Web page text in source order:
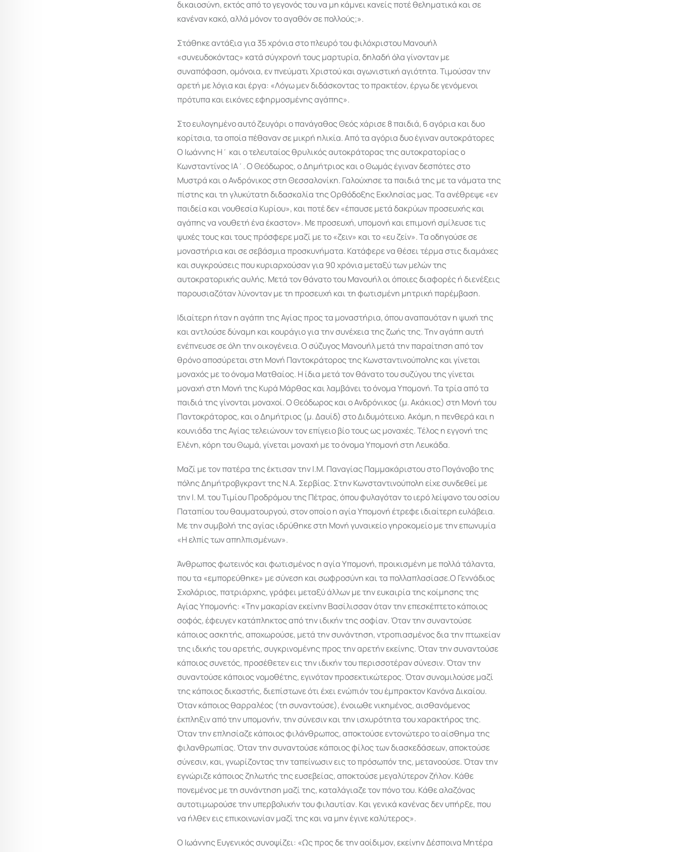
δικαιοσύνη, εκτός από το γεγονός του να μη κάμνει κανείς ποτέ θεληματικά και σε
κανέναν κακό, αλλά μόνον το αγαθόν σε πολλούς;».
Στάθηκε αντάξια για 35 χρόνια στο πλευρό του φιλόχριστου Μανουήλ
«συνευδοκόντας» κατά σύγχρονή τους μαρτυρία, δηλαδή όλα γίνονταν με
συναπόφαση, ομόνοια, εν πνεύματι Χριστού και αγωνιστική αγιότητα. Τιμούσαν την
αρετή με λόγια και έργα: «Λόγω μεν διδάσκοντας το πρακτέον, έργω δε γενόμενοι
πρότυπα και εικόνες εφηρμοσμένης αγάπης».
Στο ευλογημένο αυτό ζευγάρι ο πανάγαθος Θεός χάρισε 8 παιδιά, 6 αγόρια και δυο
κορίτσια, τα οποία πέθαναν σε μικρή ηλικία. Από τα αγόρια δυο έγιναν αυτοκράτορες
Ο Ιωάννης Η΄ και ο τελευταίος θρυλικός αυτοκράτορας της αυτοκρατορίας ο
Κωνσταντίνος ΙΑ΄. Ο Θεόδωρος, ο Δημήτριος και ο Θωμάς έγιναν δεσπότες στο
Μυστρά και ο Ανδρόνικος στη Θεσσαλονίκη. Γαλούχησε τα παιδιά της με τα νάματα της
πίστης και τη γλυκύτατη διδασκαλία της Ορθόδοξης Εκκλησίας μας. Τα ανέθρεψε «εν
παιδεία και νουθεσία Κυρίου», και ποτέ δεν «έπαυσε μετά δακρύων προσευχής και
αγάπης να νουθετή ένα έκαστον». Με προσευχή, υπομονή και επιμονή σμίλευσε τις
ψυχές τους και τους πρόσφερε μαζί με το «ζειν» και το «ευ ζείν». Τα οδηγούσε σε
μοναστήρια και σε σεβάσμια προσκυνήματα. Κατάφερε να θέσει τέρμα στις διαμάχες
και συγκρούσεις που κυριαρχούσαν για 90 χρόνια μεταξύ των μελών της
αυτοκρατορικής αυλής. Μετά τον θάνατο του Μανουήλ οι όποιες διαφορές ή διενέξεις
παρουσιαζόταν λύνονταν με τη προσευχή και τη φωτισμένη μητρική παρέμβαση.
Ιδιαίτερη ήταν η αγάπη της Αγίας προς τα μοναστήρια, όπου αναπαυόταν η ψυχή της
και αντλούσε δύναμη και κουράγιο για την συνέχεια της ζωής της. Την αγάπη αυτή
ενέπνευσε σε όλη την οικογένεια. Ο σύζυγος Μανουήλ μετά την παραίτηση από τον
θρόνο αποσύρεται στη Μονή Παντοκράτορος της Κωνσταντινούπολης και γίνεται
μοναχός με το όνομα Ματθαίος. Η ίδια μετά τον θάνατο του συζύγου της γίνεται
μοναχή στη Μονή της Κυρά Μάρθας και λαμβάνει το όνομα Υπομονή. Τα τρία από τα
παιδιά της γίνονται μοναχοί. Ο Θεόδωρος και ο Ανδρόνικος (μ. Ακάκιος) στη Μονή του
Παντοκράτορος, και ο Δημήτριος (μ. Δαυίδ) στο Διδυμότειχο. Ακόμη, η πενθερά και η
κουνιάδα της Αγίας τελειώνουν τον επίγειο βίο τους ως μοναχές. Τέλος η εγγονή της
Ελένη, κόρη του Θωμά, γίνεται μοναχή με το όνομα Υπομονή στη Λευκάδα.
Μαζί με τον πατέρα της έκτισαν την Ι.Μ. Παναγίας Παμμακάριστου στο Πογάνοβο της
πόλης Δημήτροβγκραντ της Ν.Α. Σερβίας. Στην Κωνσταντινούπολη είχε συνδεθεί με
την Ι. Μ. του Τιμίου Προδρόμου της Πέτρας, όπου φυλαγόταν το ιερό λείψανο του οσίου
Παταπίου του θαυματουργού, στον οποίο η αγία Υπομονή έτρεφε ιδιαίτερη ευλάβεια.
Με την συμβολή της αγίας ιδρύθηκε στη Μονή γυναικείο γηροκομείο με την επωνυμία
«Η ελπίς των απηλπισμένων».
Άνθρωπος φωτεινός και φωτισμένος η αγία Υπομονή, προικισμένη με πολλά τάλαντα,
που τα «εμπορεύθηκε» με σύνεση και σωφροσύνη και τα πολλαπλασίασε.Ο Γεννάδιος
Σχολάριος, πατριάρχης, γράφει μεταξύ άλλων με την ευκαιρία της κοίμησης της
Αγίας Υπομονής: «Την μακαρίαν εκείνην Βασίλισσαν όταν την επεσκέπτετο κάποιος
σοφός, έφευγεν κατάπληκτος από την ιδικήν της σοφίαν. Όταν την συναντούσε
κάποιος ασκητής, αποχωρούσε, μετά την συνάντηση, ντροπιασμένος δια την πτωχείαν
της ιδικής του αρετής, συγκρινομένης προς την αρετήν εκείνης. Όταν την συναντούσε
κάποιος συνετός, προσέθετεν εις την ιδικήν του περισσοτέραν σύνεσιν. Όταν την
συναντούσε κάποιος νομοθέτης, εγινόταν προσεκτικώτερος. Όταν συνομιλούσε μαζί
της κάποιος δικαστής, διεπίστωνε ότι έχει ενώπιόν του έμπρακτον Κανόνα Δικαίου.
Όταν κάποιος θαρραλέος (τη συναντούσε), ένοιωθε νικημένος, αισθανόμενος
έκπληξιν από την υπομονήν, την σύνεσιν και την ισχυρότητα του χαρακτήρος της.
Όταν την επλησίαζε κάποιος φιλάνθρωπος, αποκτούσε εντονώτερο το αίσθημα της
φιλανθρωπίας. Όταν την συναντούσε κάποιος φίλος των διασκεδάσεων, αποκτούσε
σύνεσιν, και, γνωρίζοντας την ταπείνωσιν εις το πρόσωπόν της, μετανοούσε. Όταν την
εγνώριζε κάποιος ζηλωτής της ευσεβείας, αποκτούσε μεγαλύτερον ζήλον. Κάθε
πονεμένος με τη συνάντηση μαζί της, καταλάγιαζε τον πόνο του. Κάθε αλαζόνας
αυτοτιμωρούσε την υπερβολικήν του φιλαυτίαν. Και γενικά κανένας δεν υπήρξε, που
να ήλθεν εις επικοινωνίαν μαζί της και να μην έγινε καλύτερος».
Ο Ιωάννης Ευγενικός συνοψίζει: «Ως προς δε την αοίδιμον, εκείνην Δέσποινα Μητέρα